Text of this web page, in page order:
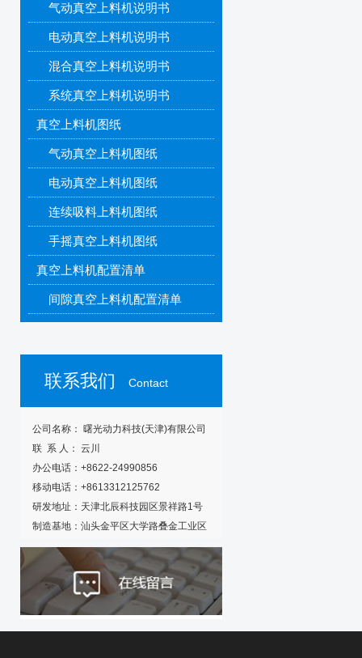
气动真空上料机说明书
电动真空上料机说明书
混合真空上料机说明书
系统真空上料机说明书
真空上料机图纸
气动真空上料机图纸
电动真空上料机图纸
连续吸料上料机图纸
手摇真空上料机图纸
真空上料机配置清单
间隙真空上料机配置清单
联系我们 Contact
公司名称： 曙光动力科技(天津)有限公司
联 系 人： 云川
办公电话：+8622-24990856
移动电话：+8613312125762
研发地址：天津北辰科技园区景祥路1号
制造基地：汕头金平区大学路叠金工业区